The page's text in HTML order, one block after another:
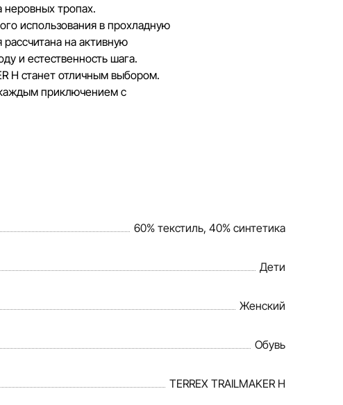
неровных тропах.
использования в прохладную
на активную
и естественность шага.
H станет отличным выбором.
каждым приключением с
60% текстиль, 40% синтетика
Дети
Женский
Обувь
TERREX TRAILMAKER H